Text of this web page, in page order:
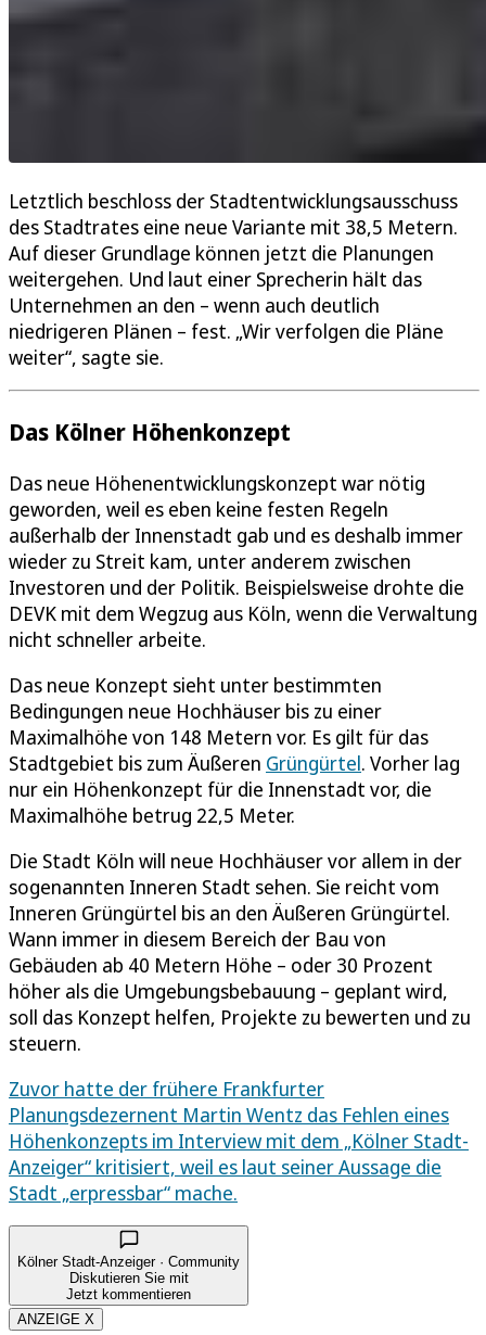
Letztlich beschloss der Stadtentwicklungsausschuss
des Stadtrates eine neue Variante mit 38,5 Metern.
Auf dieser Grundlage können jetzt die Planungen
weitergehen. Und laut einer Sprecherin hält das
Unternehmen an den – wenn auch deutlich
niedrigeren Plänen – fest. „Wir verfolgen die Pläne
weiter“, sagte sie.
Das Kölner Höhenkonzept
Das neue Höhenentwicklungskonzept war nötig
geworden, weil es eben keine festen Regeln
außerhalb der Innenstadt gab und es deshalb immer
wieder zu Streit kam, unter anderem zwischen
Investoren und der Politik. Beispielsweise drohte die
DEVK mit dem Wegzug aus Köln, wenn die Verwaltung
nicht schneller arbeite.
Das neue Konzept sieht unter bestimmten
Bedingungen neue Hochhäuser bis zu einer
Maximalhöhe von 148 Metern vor. Es gilt für das
Stadtgebiet bis zum Äußeren Grüngürtel. Vorher lag
nur ein Höhenkonzept für die Innenstadt vor, die
Maximalhöhe betrug 22,5 Meter.
Die Stadt Köln will neue Hochhäuser vor allem in der
sogenannten Inneren Stadt sehen. Sie reicht vom
Inneren Grüngürtel bis an den Äußeren Grüngürtel.
Wann immer in diesem Bereich der Bau von
Gebäuden ab 40 Metern Höhe – oder 30 Prozent
höher als die Umgebungsbebauung – geplant wird,
soll das Konzept helfen, Projekte zu bewerten und zu
steuern.
Zuvor hatte der frühere Frankfurter
Planungsdezernent Martin Wentz das Fehlen eines
Höhenkonzepts im Interview mit dem „Kölner Stadt-
Anzeiger“ kritisiert, weil es laut seiner Aussage die
Stadt „erpressbar“ mache.
Kölner Stadt-Anzeiger · Community
Diskutieren Sie mit
Jetzt kommentieren
ANZEIGE X